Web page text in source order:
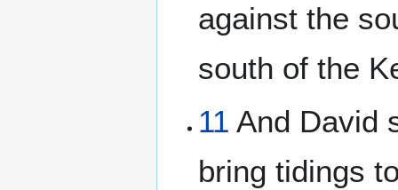
against the
south of the
11 And David
bring tidings